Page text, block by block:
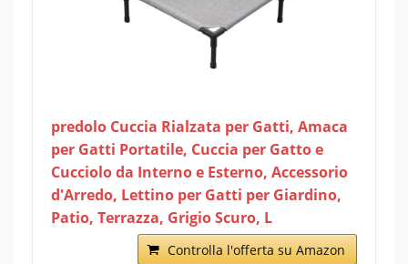
predolo Cuccia Rialzata per Gatti, Amaca
per Gatti Portatile, Cuccia per Gatto e
Cucciolo da Interno e Esterno, Accessorio
d'Arredo, Lettino per Gatti per Giardino,
Patio, Terrazza, Grigio Scuro, L
Controlla l'offerta su Amazon